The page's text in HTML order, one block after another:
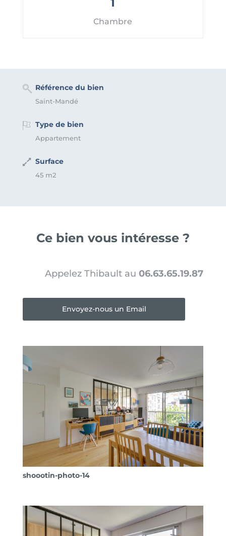
1
Chambre
Référence du bien
Saint-Mandé
Type de bien
Appartement
Surface
45 m2
Ce bien vous intéresse ?
Appelez Thibault au06.63.65.19.87
Envoyez-nous un Email
shoootin-photo-14